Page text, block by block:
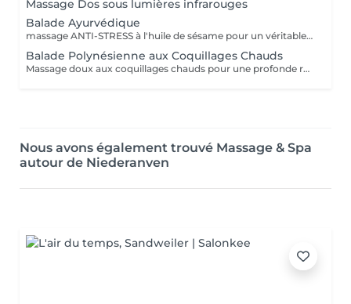
Massage Dos sous lumières infrarouges
Balade Ayurvédique
massage ANTI-STRESS à l'huile de sésame pour un véritable lâcher-prise du corps et une déconnexion totale de l'esprit.
Balade Polynésienne aux Coquillages Chauds
Massage doux aux coquillages chauds pour une profonde relaxation
Nous avons également trouvé Massage & Spa
autour de Niederanven